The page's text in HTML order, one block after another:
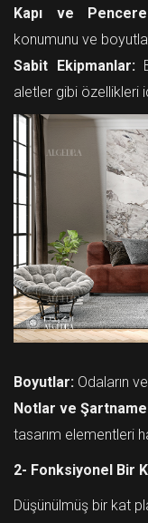
Kapı ve
konumunu ve
Sabit Ekipmanlar:
aletler gibi özellikleri
Boyutlar: Odaların
Notlar ve
tasarım elementleri
2- Fonksiyonel Bir
Düşünülmüş bir kat